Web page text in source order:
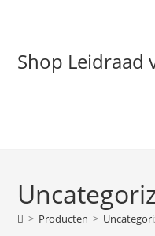
inhoudShop Leidraad
> Producten >